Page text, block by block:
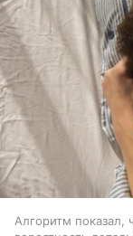
Алгоритм показал,